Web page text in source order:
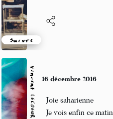
Suivre
Vincent LECŒUR 16 décembre 2016
Joie saharienne
Je vois enfin ce matin